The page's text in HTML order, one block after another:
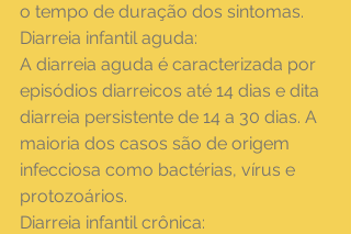
o tempo de duração dos sintomas.
Diarreia infantil aguda:
A diarreia aguda é caracterizada por
episódios diarreicos até 14 dias e dita
diarreia persistente de 14 a 30 dias. A
maioria dos casos são de origem
infecciosa como bactérias, vírus e
protozoários.
Diarreia infantil crônica: